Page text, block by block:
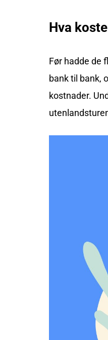
Hva
Før hadde de
bank til bank,
kostnader.